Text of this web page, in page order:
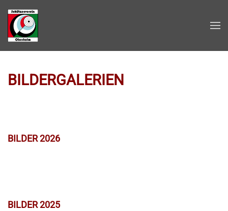
Zum Hauptinhalt springen
BILDERGALERIEN
BILDER 2026
BILDER 2025